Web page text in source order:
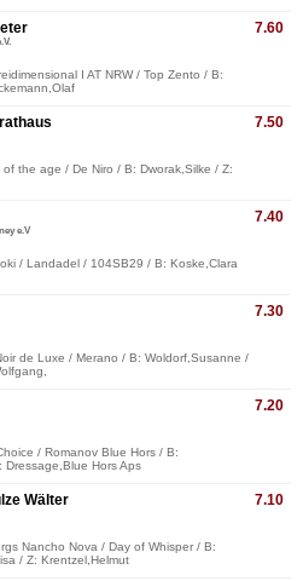
7.60
I AT NRW / Top Zento / B:
7.50
the age / De Niro / B: Dworak,Silke / Z:
7.40
e.V
/ Landadel / 104SB29 / B: Koske,Clara
7.30
de Luxe / Merano / B: Woldorf,Susanne /
7.20
/ Romanov Blue Hors / B:
Dressage,Blue Hors Aps
7.10
Wälter
Nancho Nova / Day of Whisper / B:
/ Z: Krentzel,Helmut